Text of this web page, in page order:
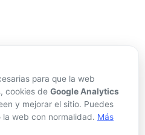
para que la web
cookies de Google Analytics
y mejorar el sitio. Puedes
la web con normalidad. Más